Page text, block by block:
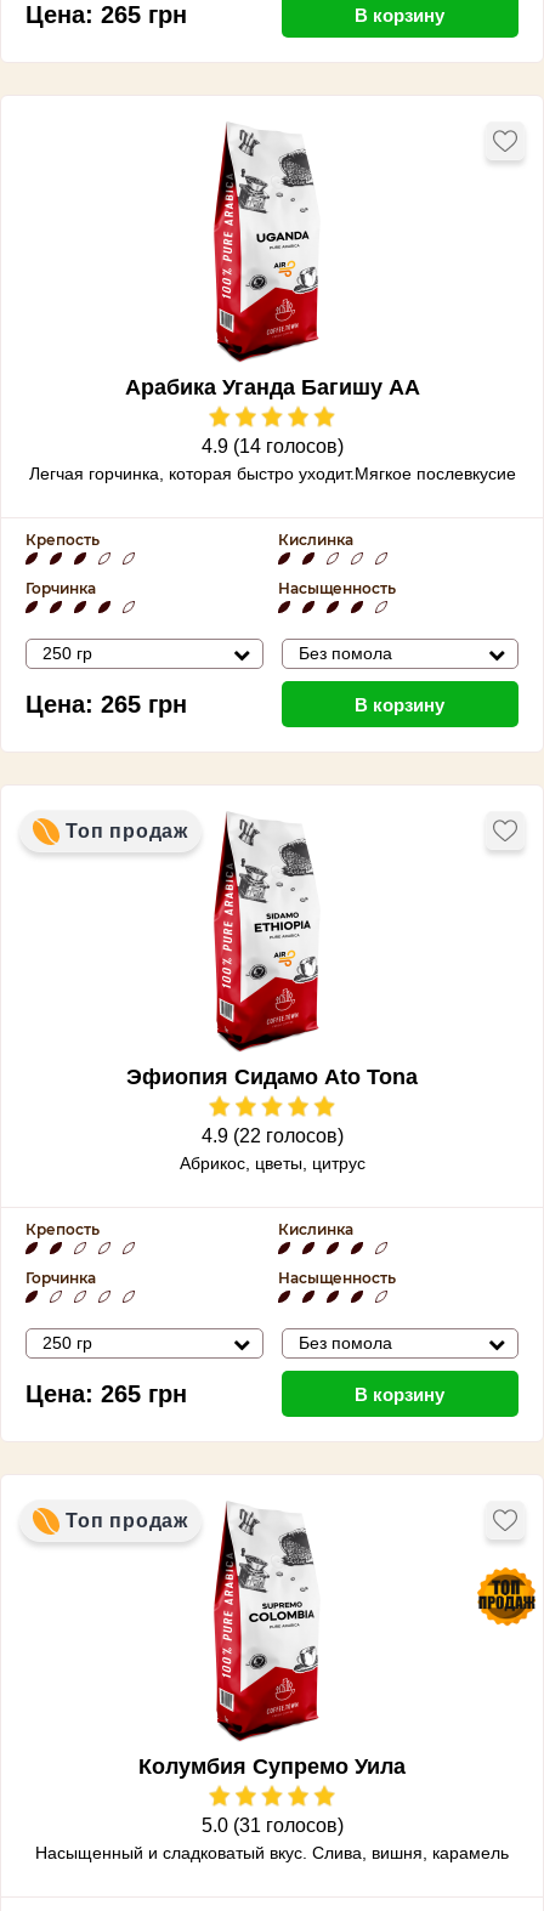
Цена: 265 грн В корзину
Арабика Уганда Багишу АА
4.9 (14 голосов)
Легчая горчинка, которая быстро уходит.Мягкое послевкусие
Крепость Кислинка
Горчинка Насыщенность
250 гр Без помола
Цена: 265 грн В корзину
Топ продаж
Эфиопия Сидамо Ato Tona
4.9 (22 голосов)
Абрикос, цветы, цитрус
Крепость Кислинка
Горчинка Насыщенность
250 гр Без помола
Цена: 265 грн В корзину
Топ продаж
Колумбия Супремо Уила
5.0 (31 голосов)
Насыщенный и сладковатый вкус. Слива, вишня, карамель